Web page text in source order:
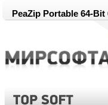
PeaZip Portable 64-Bit